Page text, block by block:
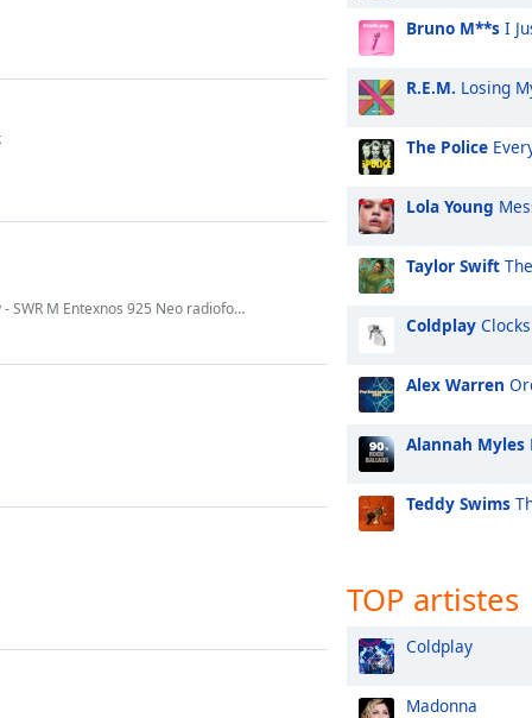
M Entexnos 925 Neo radiofono Dry
Bruno M**s I
R.E.M. Losing
The Police
Lola Young
Taylor Swift
Coldplay Clocks
Alex Warren
Alannah Myles
Teddy Swims
TOP artistes
Coldplay
Madonna